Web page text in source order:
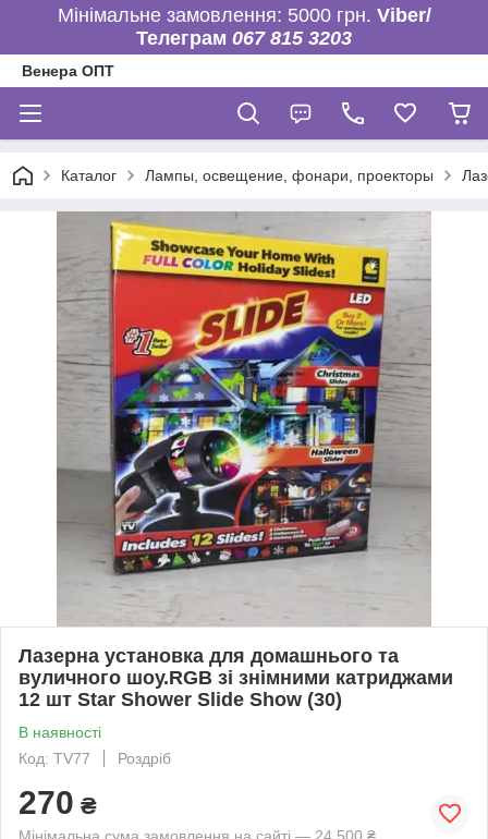
Мінімальне замовлення: 5000 грн. Viber/
Телеграм 067 815 3203
Венера ОПТ
Каталог Лампы, освещение, фонари, проекторы
Лазерна установка для домашнього та
вуличного шоу.RGB зі знімними катриджами
12 шт Star Shower Slide Show (30)
В наявності
Код: TV77
Роздріб
270 ₴
Мінімальна сума замовлення на сайті — 24 500 ₴